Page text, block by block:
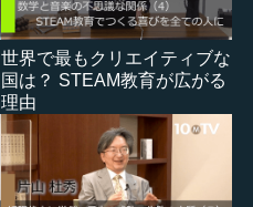
世界で最もクリエイティブな
国は？ STEAM教育が広がる
理由